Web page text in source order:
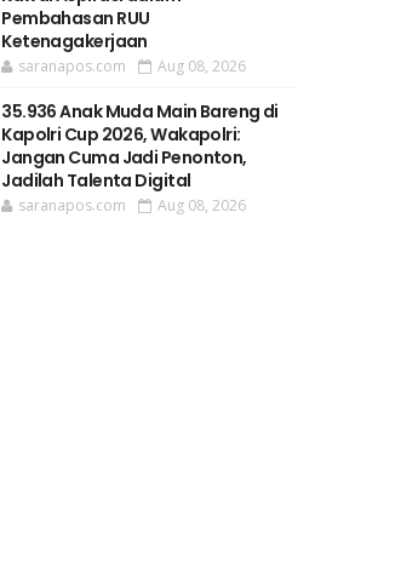
Pembahasan RUU
Ketenagakerjaan
saranapos.com Aug 08, 2026
35.936 Anak Muda Main Bareng di
Kapolri Cup 2026, Wakapolri:
Jangan Cuma Jadi Penonton,
Jadilah Talenta Digital
saranapos.com Aug 08, 2026